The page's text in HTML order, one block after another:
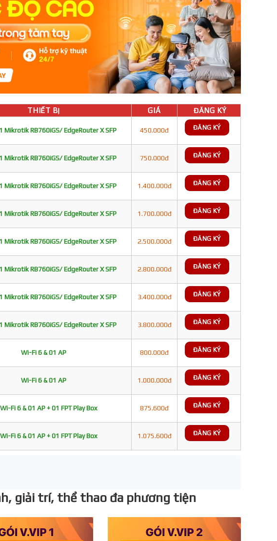
THIẾT BỊ GIÁ ĐĂNG KÝ
Mikrotik RB760iGS/ EdgeRouter X SFP 450.000đ ĐĂNG KÝ
Mikrotik RB760iGS/ EdgeRouter X SFP 750.000đ ĐĂNG KÝ
Mikrotik RB760iGS/ EdgeRouter X SFP 1.400.000đ ĐĂNG KÝ
Mikrotik RB760iGS/ EdgeRouter X SFP 1.700.000đ ĐĂNG KÝ
Mikrotik RB760iGS/ EdgeRouter X SFP 2.500.000đ ĐĂNG KÝ
Mikrotik RB760iGS/ EdgeRouter X SFP 2.800.000đ ĐĂNG KÝ
Mikrotik RB760iGS/ EdgeRouter X SFP 3.400.000đ ĐĂNG KÝ
Mikrotik RB760iGS/ EdgeRouter X SFP 3.800.000đ ĐĂNG KÝ
Wi-Fi 6 & 01 AP 800.000đ ĐĂNG KÝ
Wi-Fi 6 & 01 AP 1.000.000đ ĐĂNG KÝ
Fi 6 & 01 AP + 01 FPT Play Box 875.600đ ĐĂNG KÝ
Fi 6 & 01 AP + 01 FPT Play Box 1.075.600đ ĐĂNG KÝ
giải trí, thể thao đa phương tiện